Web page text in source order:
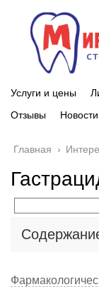
Услуги и цены
Отзывы
Новости
Главная ›